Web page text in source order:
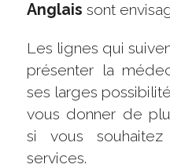
Anglais sont
Les lignes qui
présenter la
ses larges
vous donner de
si vous
services.